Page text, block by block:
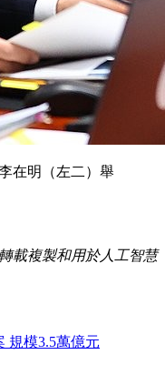
在明（左二）舉
載複製和用於人工智慧
規模3.5萬億元